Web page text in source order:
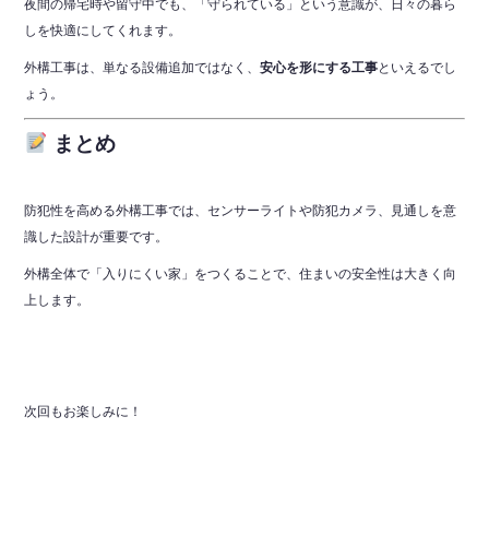
夜間の帰宅時や留守中でも、「守られている」という意識が、日々の暮ら
しを快適にしてくれます。
外構工事は、単なる設備追加ではなく、安心を形にする工事といえるでし
ょう。
まとめ
防犯性を高める外構工事では、センサーライトや防犯カメラ、見通しを意
識した設計が重要です。
外構全体で「入りにくい家」をつくることで、住まいの安全性は大きく向
上します。
次回もお楽しみに！